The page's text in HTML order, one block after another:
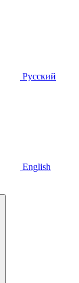
Русский
English